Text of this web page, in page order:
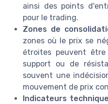
ainsi des points
pour le trading.
Zones de
zones où le prix se
étroites peuvent
support ou de
souvent une
mouvement de prix
Indicateurs